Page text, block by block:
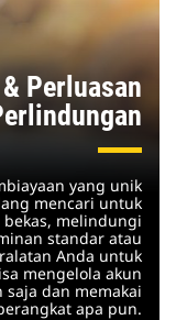
Perluasan
yang unik
mencari untuk
melindungi
standar atau
Anda untuk
mengelola akun
dan memakai
apa pun.